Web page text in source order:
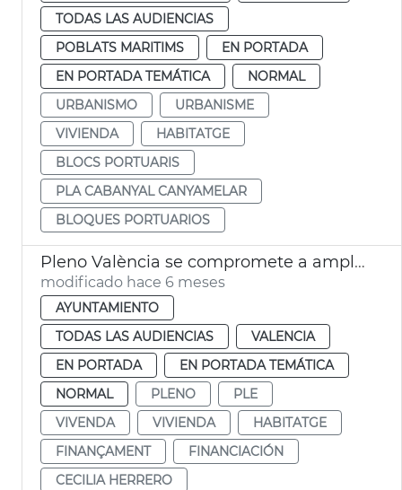
TODAS LAS AUDIENCIAS
POBLATS MARITIMS
EN PORTADA
EN PORTADA TEMÁTICA
NORMAL
URBANISMO
URBANISME
VIVIENDA
HABITATGE
BLOCS PORTUARIS
PLA CABANYAL CANYAMELAR
BLOQUES PORTUARIOS
Pleno València se compromete a ampliar ayudas al alquiler
modificado hace 6 meses
AYUNTAMIENTO
TODAS LAS AUDIENCIAS
VALENCIA
EN PORTADA
EN PORTADA TEMÁTICA
NORMAL
PLENO
PLE
VIVENDA
VIVIENDA
HABITATGE
FINANÇAMENT
FINANCIACIÓN
CECILIA HERRERO